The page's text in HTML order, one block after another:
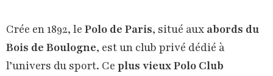
Crée en 1892, le Polo de Paris, situé aux abords du
Bois de Boulogne, est un club privé dédié à
l’univers du sport. Ce plus vieux Polo Club